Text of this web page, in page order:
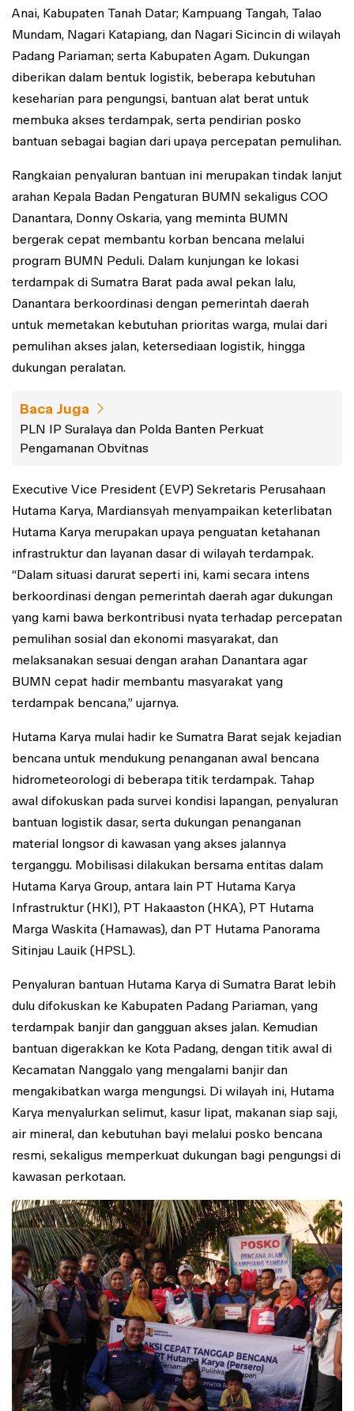
Anai, Kabupaten Tanah Datar; Kampuang Tangah, Talao
Mundam, Nagari Katapiang, dan Nagari Sicincin di wilayah
Padang Pariaman; serta Kabupaten Agam. Dukungan
diberikan dalam bentuk logistik, beberapa kebutuhan
keseharian para pengungsi, bantuan alat berat untuk
membuka akses terdampak, serta pendirian posko
bantuan sebagai bagian dari upaya percepatan pemulihan.
Rangkaian penyaluran bantuan ini merupakan tindak lanjut
arahan Kepala Badan Pengaturan BUMN sekaligus COO
Danantara, Donny Oskaria, yang meminta BUMN
bergerak cepat membantu korban bencana melalui
program BUMN Peduli. Dalam kunjungan ke lokasi
terdampak di Sumatra Barat pada awal pekan lalu,
Danantara berkoordinasi dengan pemerintah daerah
untuk memetakan kebutuhan prioritas warga, mulai dari
pemulihan akses jalan, ketersediaan logistik, hingga
dukungan peralatan.
Baca Juga
PLN IP Suralaya dan Polda Banten Perkuat
Pengamanan Obvitnas
Executive Vice President (EVP) Sekretaris Perusahaan
Hutama Karya, Mardiansyah menyampaikan keterlibatan
Hutama Karya merupakan upaya penguatan ketahanan
infrastruktur dan layanan dasar di wilayah terdampak.
“Dalam situasi darurat seperti ini, kami secara intens
berkoordinasi dengan pemerintah daerah agar dukungan
yang kami bawa berkontribusi nyata terhadap percepatan
pemulihan sosial dan ekonomi masyarakat, dan
melaksanakan sesuai dengan arahan Danantara agar
BUMN cepat hadir membantu masyarakat yang
terdampak bencana,” ujarnya.
Hutama Karya mulai hadir ke Sumatra Barat sejak kejadian
bencana untuk mendukung penanganan awal bencana
hidrometeorologi di beberapa titik terdampak. Tahap
awal difokuskan pada survei kondisi lapangan, penyaluran
bantuan logistik dasar, serta dukungan penanganan
material longsor di kawasan yang akses jalannya
terganggu. Mobilisasi dilakukan bersama entitas dalam
Hutama Karya Group, antara lain PT Hutama Karya
Infrastruktur (HKI), PT Hakaaston (HKA), PT Hutama
Marga Waskita (Hamawas), dan PT Hutama Panorama
Sitinjau Lauik (HPSL).
Penyaluran bantuan Hutama Karya di Sumatra Barat lebih
dulu difokuskan ke Kabupaten Padang Pariaman, yang
terdampak banjir dan gangguan akses jalan. Kemudian
bantuan digerakkan ke Kota Padang, dengan titik awal di
Kecamatan Nanggalo yang mengalami banjir dan
mengakibatkan warga mengungsi. Di wilayah ini, Hutama
Karya menyalurkan selimut, kasur lipat, makanan siap saji,
air mineral, dan kebutuhan bayi melalui posko bencana
resmi, sekaligus memperkuat dukungan bagi pengungsi di
kawasan perkotaan.